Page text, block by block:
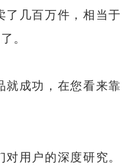
了几百万件，相当于
。
就成功，在您看来靠
用户的深度研究。